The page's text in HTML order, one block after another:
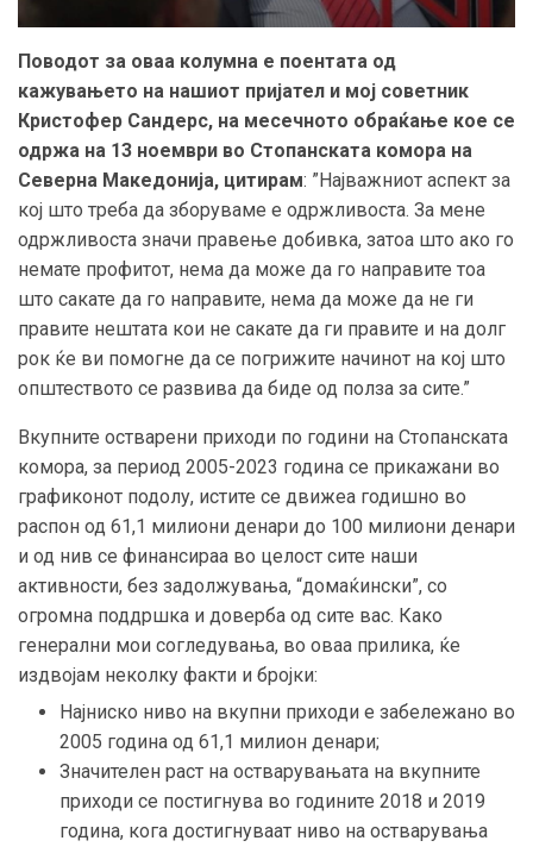
Поводот за оваа колумна е поентата од
кажувањето на нашиот пријател и мој советник
Кристофер Сандерс, на месечното обраќање кое се
одржа на 13 ноември во Стопанската комора на
Северна Македонија, цитирам: ”Најважниот аспект за
кој што треба да зборуваме е одржливоста. За мене
одржливоста значи правење добивка, затоа што ако го
немате профитот, нема да може да го направите тоа
што сакате да го направите, нема да може да не ги
правите нештата кои не сакате да ги правите и на долг
рок ќе ви помогне да се погрижите начинот на кој што
општеството се развива да биде од полза за сите.”
Вкупните остварени приходи по години на Стопанската
комора, за период 2005-2023 година се прикажани во
графиконот подолу, истите се движеа годишно во
распон од 61,1 милиони денари до 100 милиони денари
и од нив се финансираа во целост сите наши
активности, без задолжувања, “домаќински”, со
огромна поддршка и доверба од сите вас. Како
генерални мои согледувања, во оваа прилика, ќе
издвојам неколку факти и бројки:
Најниско ниво на вкупни приходи е забележано во
2005 година од 61,1 милион денари;
Значителен раст на остварувањата на вкупните
приходи се постигнува во годините 2018 и 2019
година, кога достигнуваат ниво на остварувања